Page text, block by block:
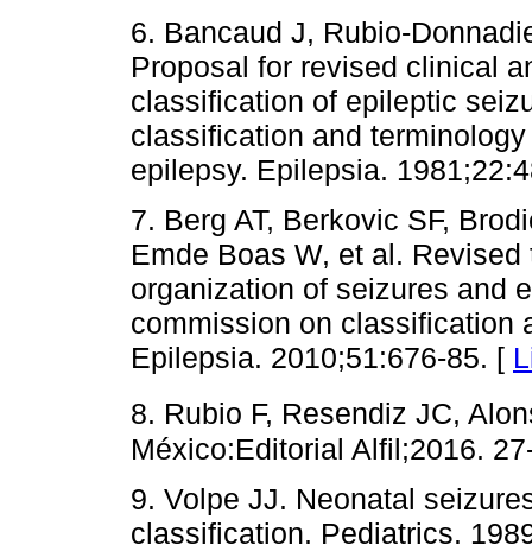
6. Bancaud J, Rubio-
Proposal for revised clinical
classification of epileptic
classification and
epilepsy. Epilepsia.
7. Berg AT, Berkovic SF,
Emde Boas W, et al.
organization of seizures and
commission on classification
Epilepsia. 2010;51:676-85. [
8. Rubio F, Resendiz JC,
México:Editorial Alfil;2016.
9. Volpe JJ. Neonatal
classification. Pediatrics.